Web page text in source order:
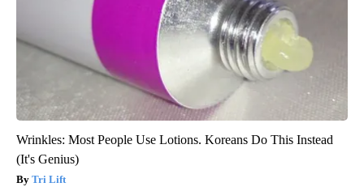
Wrinkles: Most People Use Lotions. Koreans Do This Instead
(It's Genius)
Tri Lift